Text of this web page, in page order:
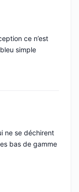
ce n’est
simple
ne se déchirent
bas de gamme